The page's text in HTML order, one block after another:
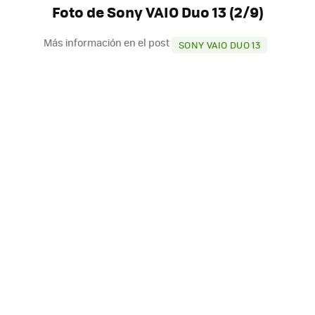
Foto de Sony VAIO Duo 13 (2/9)
Más información en el post SONY VAIO DUO 13